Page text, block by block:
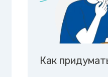
Как